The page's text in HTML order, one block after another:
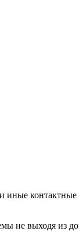
иные
не выходя из